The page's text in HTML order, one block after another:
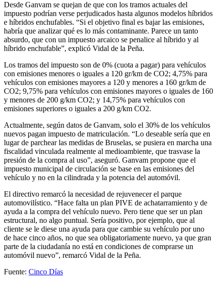
Desde Ganvam se quejan de que con los tramos actuales del
impuesto podrían verse perjudicados hasta algunos modelos híbridos
e híbridos enchufables. “Si el objetivo final es bajar las emisiones,
habría que analizar qué es lo más contaminante. Parece un tanto
absurdo, que con un impuesto arcaico se penalice al híbrido y al
híbrido enchufable”, explicó Vidal de la Peña.
Los tramos del impuesto son de 0% (cuota a pagar) para vehículos
con emisiones menores o iguales a 120 gr/km de CO2; 4,75% para
vehículos con emisiones mayores a 120 y menores a 160 gr/km de
CO2; 9,75% para vehículos con emisiones mayores o iguales de 160
y menores de 200 g/km CO2; y 14,75% para vehículos con
emisiones superiores o iguales a 200 g/km CO2.
Actualmente, según datos de Ganvam, solo el 30% de los vehículos
nuevos pagan impuesto de matriculación. “Lo deseable sería que en
lugar de parchear las medidas de Bruselas, se pusiera en marcha una
fiscalidad vinculada realmente al medioambiente, que trasvase la
presión de la compra al uso”, aseguró. Ganvam propone que el
impuesto municipal de circulación se base en las emisiones del
vehículo y no en la cilindrada y la potencia del automóvil.
El directivo remarcó la necesidad de rejuvenecer el parque
automovilístico. “Hace falta un plan PIVE de achatarramiento y de
ayuda a la compra del vehículo nuevo. Pero tiene que ser un plan
estructural, no algo puntual. Sería positivo, por ejemplo, que al
cliente se le diese una ayuda para que cambie su vehículo por uno
de hace cinco años, no que sea obligatoriamente nuevo, ya que gran
parte de la ciudadanía no está en condiciones de comprarse un
automóvil nuevo”, remarcó Vidal de la Peña.
Fuente: Cinco Días